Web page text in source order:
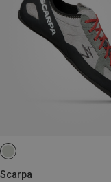
Scarpa